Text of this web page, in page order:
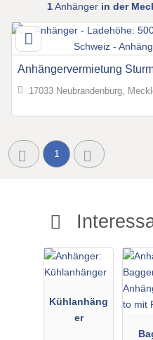
1Anhänger in der
Anhängervermietung
17033 Neubrandenburg,
1
Kühlanhäng
er